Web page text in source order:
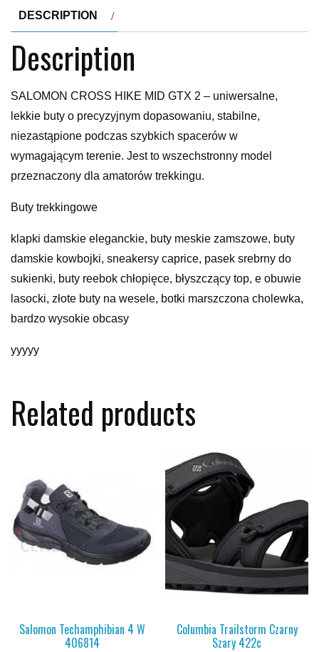
DESCRIPTION
Description
SALOMON CROSS HIKE MID GTX 2 – uniwersalne,
lekkie buty o precyzyjnym dopasowaniu, stabilne,
niezastąpione podczas szybkich spacerów w
wymagającym terenie. Jest to wszechstronny model
przeznaczony dla amatorów trekkingu.
Buty trekkingowe
klapki damskie eleganckie, buty meskie zamszowe, buty
damskie kowbojki, sneakersy caprice, pasek srebrny do
sukienki, buty reebok chłopięce, błyszczący top, e obuwie
lasocki, złote buty na wesele, botki marszczona cholewka,
bardzo wysokie obcasy
yyyyy
Related products
Salomon Techamphibian 4 W
406814
Columbia Trailstorm Czarny
Szary 422c